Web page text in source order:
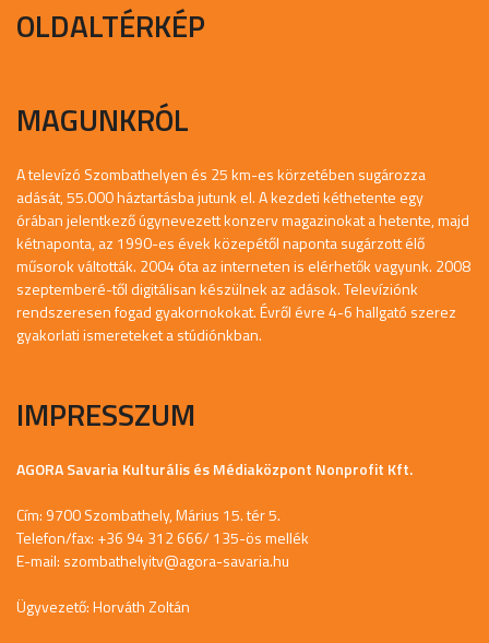
OLDALTÉRKÉP
MAGUNKRÓL
A televízó Szombathelyen és 25 km-es körzetében sugározza
adását, 55.000 háztartásba jutunk el. A kezdeti kéthetente egy
órában jelentkező úgynevezett konzerv magazinokat a hetente, majd
kétnaponta, az 1990-es évek közepétől naponta sugárzott élő
műsorok váltották. 2004 óta az interneten is elérhetők vagyunk. 2008
szeptemberé-től digitálisan készülnek az adások. Televíziónk
rendszeresen fogad gyakornokokat. Évről évre 4-6 hallgató szerez
gyakorlati ismereteket a stúdiónkban.
IMPRESSZUM
AGORA Savaria Kulturális és Médiaközpont Nonprofit Kft.
Cím: 9700 Szombathely, Márius 15. tér 5.
Telefon/fax: +36 94 312 666/ 135-ös mellék
E-mail: szombathelyitv@agora-savaria.hu
Ügyvezető: Horváth Zoltán